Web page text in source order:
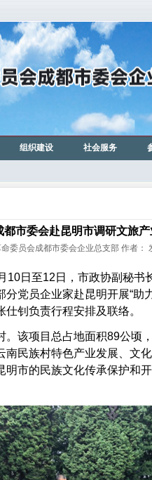
组织建设 社会服务
都市委会赴昆明市调研文旅
委员会成都市委会企业总支部 作者：
日至12日，市政协副秘书
党员企业家赴昆明开展“助
钊负责行程安排及联络。
该项目总占地面积89公顷
南民族村特色产业发展、文
明市的民族文化传承保护和